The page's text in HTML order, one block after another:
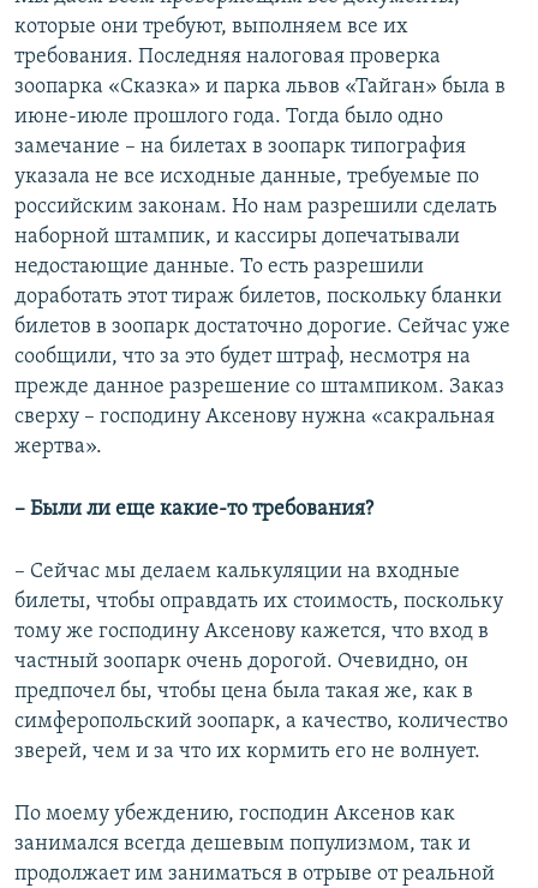
которые они требуют, выполняем все их
требования. Последняя налоговая проверка
зоопарка «Сказка» и парка львов «Тайган» была в
июне-июле прошлого года. Тогда было одно
замечание – на билетах в зоопарк типография
указала не все исходные данные, требуемые по
российским законам. Но нам разрешили сделать
наборной штампик, и кассиры допечатывали
недостающие данные. То есть разрешили
доработать этот тираж билетов, поскольку бланки
билетов в зоопарк достаточно дорогие. Сейчас уже
сообщили, что за это будет штраф, несмотря на
прежде данное разрешение со штампиком. Заказ
сверху – господину Аксенову нужна «сакральная
жертва».
– Были ли еще какие-то требования?
– Сейчас мы делаем калькуляции на входные
билеты, чтобы оправдать их стоимость, поскольку
тому же господину Аксенову кажется, что вход в
частный зоопарк очень дорогой. Очевидно, он
предпочел бы, чтобы цена была такая же, как в
симферопольский зоопарк, а качество, количество
зверей, чем и за что их кормить его не волнует.
По моему убеждению, господин Аксенов как
занимался всегда дешевым популизмом, так и
продолжает им заниматься в отрыве от реальной